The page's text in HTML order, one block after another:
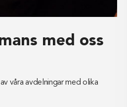
med oss
våra avdelningar med olika